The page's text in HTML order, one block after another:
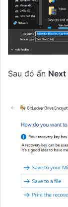
Sau đó ấn Next